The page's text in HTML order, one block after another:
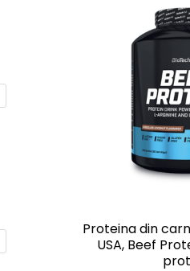
Proteina din
USA, Beef